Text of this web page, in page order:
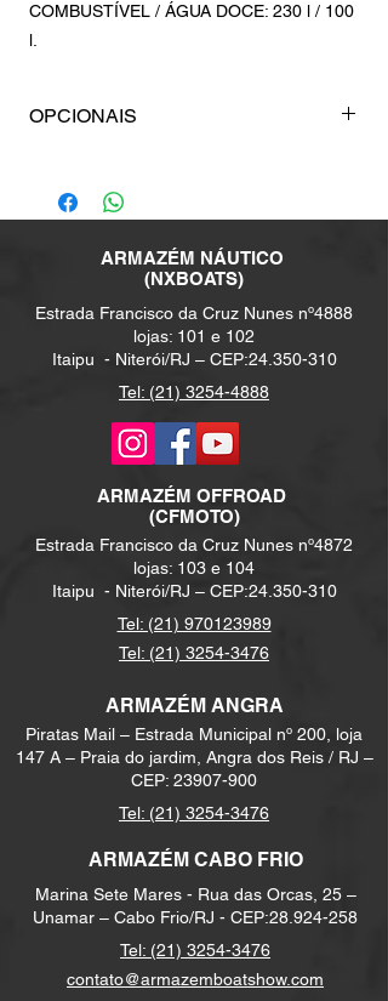
COMBUSTÍVEL / ÁGUA DOCE: 230 l / 100
l.
OPCIONAIS
ÂNCORA INÔX 10KG + 40M CORRENTE
8 mm + DESTORCEDOR
GPS RAYMARINE ELEMENT 7S
GPS RAYMARINE AXIOM 7
KIT DVD PLAYER AUTOMOTIVO + 4 AUTO-
KIT SOM MARINIZADO BLUETOOTH + 4
MARINIZADOS
PINTURA ESPECIAL - DUAS CORES E HT
TEKA INTERNA
CABINE
TEKA COCK
TEKA SINTÉTICA PLATAFORMA
ARMAZÉM NÁUTICO
(NXBOATS)
Estrada Francisco da Cruz Nunes nº4888
lojas: 101 e 102
Itaipu - Niterói/RJ – CEP:24.350-310
Tel: (21) 3254-4888
ARMAZÉM OFFROAD
(CFMOTO)
Estrada Francisco da Cruz Nunes nº4872
lojas: 103 e 104
Itaipu - Niterói/RJ – CEP:24.350-310
Tel: (21) 970123989
Tel: (21) 3254-3476
ARMAZÉM ANGRA
Piratas Mail – Estrada Municipal nº 200, loja
147 A – Praia do jardim, Angra dos Reis / RJ –
CEP: 23907-900
Tel: (21) 3254-3476
ARMAZÉM CABO FRIO
Marina Sete Mares - Rua das Orcas, 25 –
Unamar – Cabo Frio/RJ - CEP:28.924-258
Tel: (21) 3254-3476
contato@armazemboatshow.com